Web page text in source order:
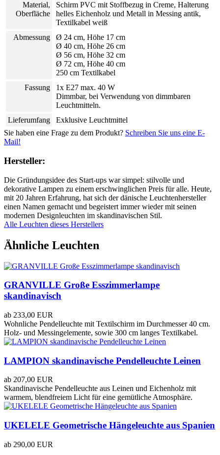
Material,
Oberfläche
Schirm PVC mit Stoffbezug in Creme, Halterung
helles Eichenholz und Metall in Messing antik,
Textilkabel weiß
Abmessung
Ø 24 cm, Höhe 17 cm
Ø 40 cm, Höhe 26 cm
Ø 56 cm, Höhe 32 cm
Ø 72 cm, Höhe 40 cm
250 cm Textilkabel
Fassung
1x E27 max. 40 W
Dimmbar, bei Verwendung von dimmbaren
Leuchtmitteln.
Lieferumfang
Exklusive Leuchtmittel
Sie haben eine Frage zu dem Produkt? Schreiben Sie uns eine E-
Mail!
Hersteller:
Die Gründungsidee des Start-ups war simpel: stilvolle und
dekorative Lampen zu einem erschwinglichen Preis für alle. Heute,
mit 20 Jahren Erfahrung, hat sich der dänische Leuchtenhersteller
einen Namen gemacht und begeistert immer wieder mit seinen
modernen Designleuchten im skandinavischen Stil.
Alle Leuchten dieses Herstellers
Ähnliche Leuchten
GRANVILLE Große Esszimmerlampe
skandinavisch
ab 233,00 EUR
Wohnliche Pendelleuchte mit Textilschirm im Durchmesser 40 cm.
Holz- und Messingelemente, sowie 300 cm langes Textilkabel.
LAMPION skandinavische Pendelleuchte Leinen
ab 207,00 EUR
Skandinavische Pendelleuchte aus Leinen und Eichenholz mit
warmem, blendfreiem Licht für eine gemütliche Atmosphäre.
UKELELE Geometrische Hängeleuchte aus Spanien
ab 290,00 EUR